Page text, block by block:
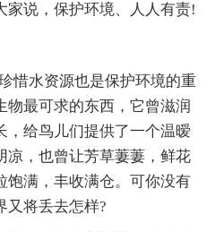
家说，保护环境、人人有责!
惜水资源也是保护环境的重
物最可求的东西，它曾滋润
，给鸟儿们提供了一个温暧
凉，也曾让芳草萋萋，鲜花
饱满，丰收满仓。可你没有
又将丢去怎样?